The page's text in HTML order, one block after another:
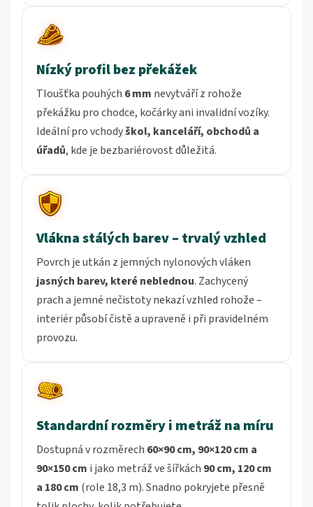
Nízký profil bez překážek
Tloušťka pouhých 6 mm nevytváří z rohože
překážku pro chodce, kočárky ani invalidní vozíky.
Ideální pro vchodyškol, kanceláří, obchodů a
úřadů, kde je bezbariérovost důležitá.
Vlákna stálých barev – trvalý vzhled
Povrch je utkán z jemných nylonových vláken
jasných barev, které neblednou. Zachycený
prach a jemné nečistoty nekazí vzhled rohože –
interiér působí čistě a upraveně i při pravidelném
provozu.
Standardní rozměry i metráž na míru
Dostupná v rozměrech 60×90 cm, 90×120 cm a
90×150 cm i jako metráž ve šířkách 90 cm, 120 cm
a 180 cm (role 18,3 m). Snadno pokryjete přesně